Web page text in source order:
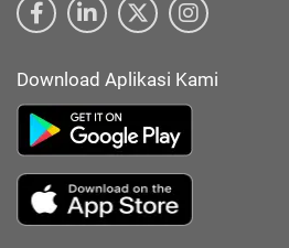
Download Aplikasi Kami